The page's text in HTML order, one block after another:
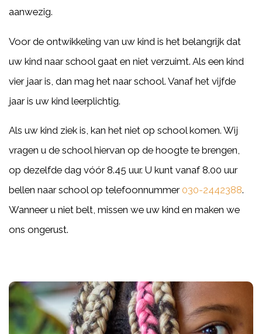
aanwezig.
Voor de ontwikkeling van uw kind is het belangrijk dat
uw kind naar school gaat en niet verzuimt. Als een kind
vier jaar is, dan mag het naar school. Vanaf het vijfde
jaar is uw kind leerplichtig.
Als uw kind ziek is, kan het niet op school komen. Wij
vragen u de school hiervan op de hoogte te brengen,
op dezelfde dag vóór 8.45 uur. U kunt vanaf 8.00 uur
bellen naar school op telefoonnummer030-2442388.
Wanneer u niet belt, missen we uw kind en maken we
ons ongerust.